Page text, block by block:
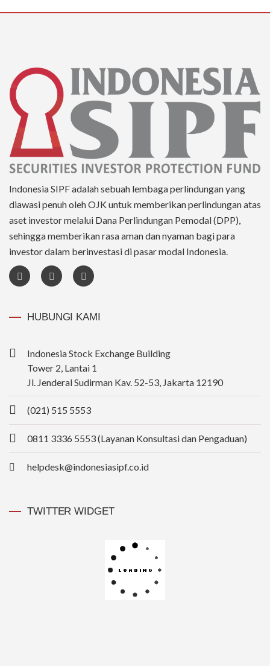
Indonesia SIPF adalah sebuah lembaga perlindungan yang
diawasi penuh oleh OJK untuk memberikan perlindungan atas
aset investor melalui Dana Perlindungan Pemodal (DPP),
sehingga memberikan rasa aman dan nyaman bagi para
investor dalam berinvestasi di pasar modal Indonesia.
HUBUNGI KAMI
Indonesia Stock Exchange Building
Tower 2, Lantai 1
Jl. Jenderal Sudirman Kav. 52-53, Jakarta 12190
(021) 515 5553
0811 3336 5553 (Layanan Konsultasi dan Pengaduan)
helpdesk@indonesiasipf.co.id
TWITTER WIDGET